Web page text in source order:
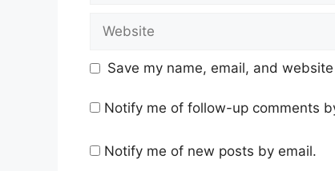
Save my name, email, and
Notify me of follow-up comments
Notify me of new posts by email.